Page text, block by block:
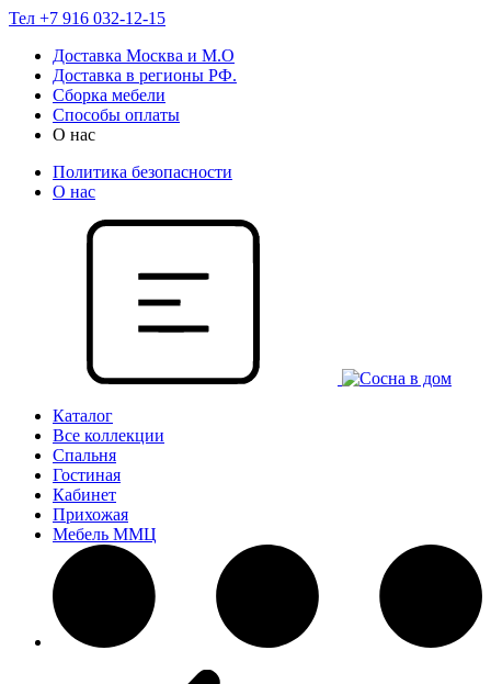
Тел +7 916 032-12-15
Доставка Москва и М.О
Доставка в регионы РФ.
Сборка мебели
Способы оплаты
О нас
Политика безопасности
О нас
Каталог
Все коллекции
Спальня
Гостиная
Кабинет
Прихожая
Мебель ММЦ